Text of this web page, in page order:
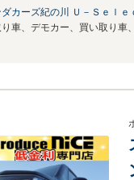
カーズ紀の川 Ｕ－Ｓｅｌｅ
り車、デモカー、買い取り